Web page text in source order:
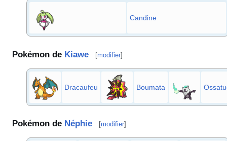
Candine
Pokémon de Kiawe [modifier]
Dracaufeu Boumata
Pokémon de Néphie [modifier]